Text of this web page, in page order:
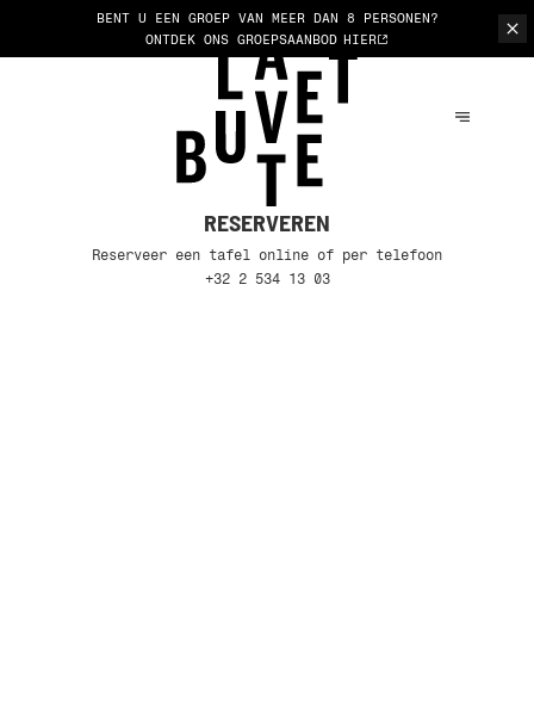
BENT U EEN GROEP VAN MEER DAN 8 PERSONEN?
ONTDEK ONS GROEPSAANBOD HIER
RESERVEREN
Reserveer een tafel online of per telefoon
+32 2 534 13 03